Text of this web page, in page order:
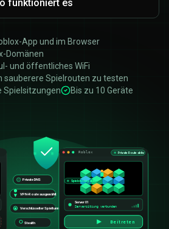
funktioniert es
App und im Browser
Domänen
und öffentliches WiFi
sauberere Spielrouten zu testen
Spielsitzungen
Bis zu 10 Geräte
Private DNS
VPN-Route ausgewählt
Verschlüsselter Spieltunnel
Stealth
Roblox Private Route aktiv
Server 01
Serversitzung verbunden
Spielsitzung aktiv
Beitreten